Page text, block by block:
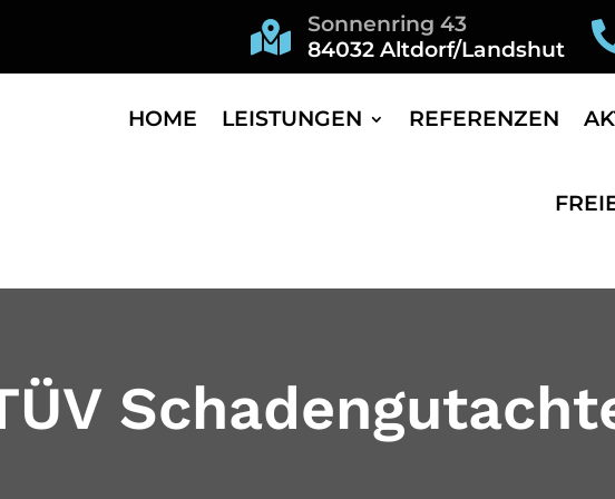

Sonnenring 43
84032 Altdorf/Landshut
HOME LEISTUNGEN REFERENZEN